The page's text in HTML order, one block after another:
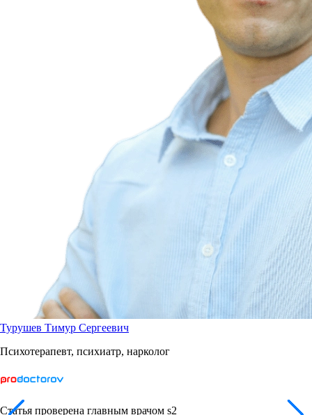
Турушев Тимур Сергеевич
Психотерапевт, психиатр, нарколог
Статья проверена главным врачом s2